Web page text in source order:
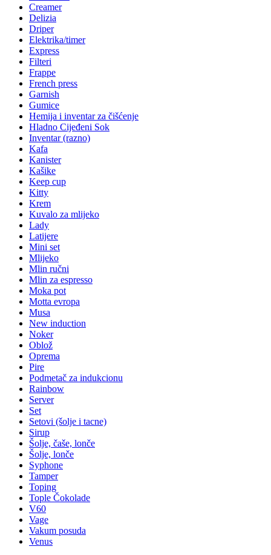
Creamer
Delizia
Driper
Elektrika/timer
Express
Filteri
Frappe
French press
Garnish
Gumice
Hemija i inventar za čišćenje
Hladno Cijeđeni Sok
Inventar (razno)
Kafa
Kanister
Kašike
Keep cup
Kitty
Krem
Kuvalo za mlijeko
Lady
Latijere
Mini set
Mlijeko
Mlin ručni
Mlin za espresso
Moka pot
Motta evropa
Musa
New induction
Noker
Oblož
Oprema
Pire
Podmetač za indukcionu
Rainbow
Server
Set
Setovi (šolje i tacne)
Sirup
Šolje, čaše, lonče
Šolje, lonče
Syphone
Tamper
Toping
Tople Čokolade
V60
Vage
Vakum posuda
Venus